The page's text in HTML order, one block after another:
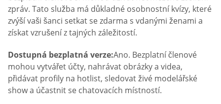
zpráv. Tato služba má důkladné osobnostní kvízy, které
zvýší vaši šanci setkat se zdarma s vdanými ženami a
získat vzrušení z tajných záležitostí.
Dostupná bezplatná verze:Ano. Bezplatní členové
mohou vytvářet účty, nahrávat obrázky a videa,
přidávat profily na hotlist, sledovat živé modelářské
show a účastnit se chatovacích místností.